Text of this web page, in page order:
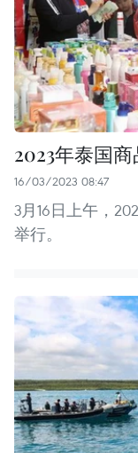
2023年泰国
16/03/2023 08:47
3月16日上午，
举行。